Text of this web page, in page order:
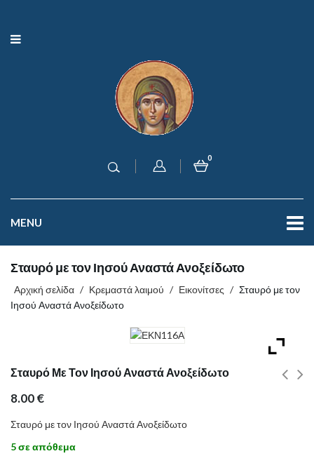
0
MENU
Σταυρό με τον Ιησού Αναστά Ανοξείδωτο
Αρχική σελίδα / Κρεμαστά λαιμού / Εικονίτσες / Σταυρό με τον
Ιησού Αναστά Ανοξείδωτο
Σταυρό Με Τον Ιησού Αναστά Ανοξείδωτο
8.00€
Σταυρό με τον Ιησού Αναστά Ανοξείδωτο
5 σε απόθεμα